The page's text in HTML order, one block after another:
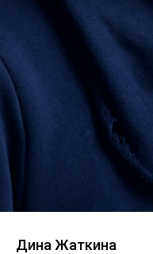
Дина Жаткина